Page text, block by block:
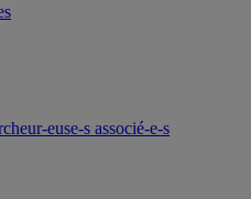
euse-s associé-e-s